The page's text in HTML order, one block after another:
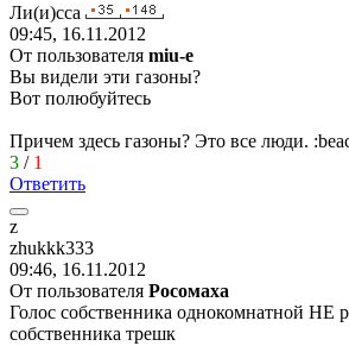
Ли(и)сса
09:45, 16.11.2012
От пользователя miu-e
Вы видели эти газоны?
Вот полюбуйтесь
Причем здесь газоны? Это все люди.
3 / 1
Ответить
z
zhukkk333
09:46, 16.11.2012
От пользователя Рoсoмaхa
Голос собственника однокомнатной НЕ
собственника трешк